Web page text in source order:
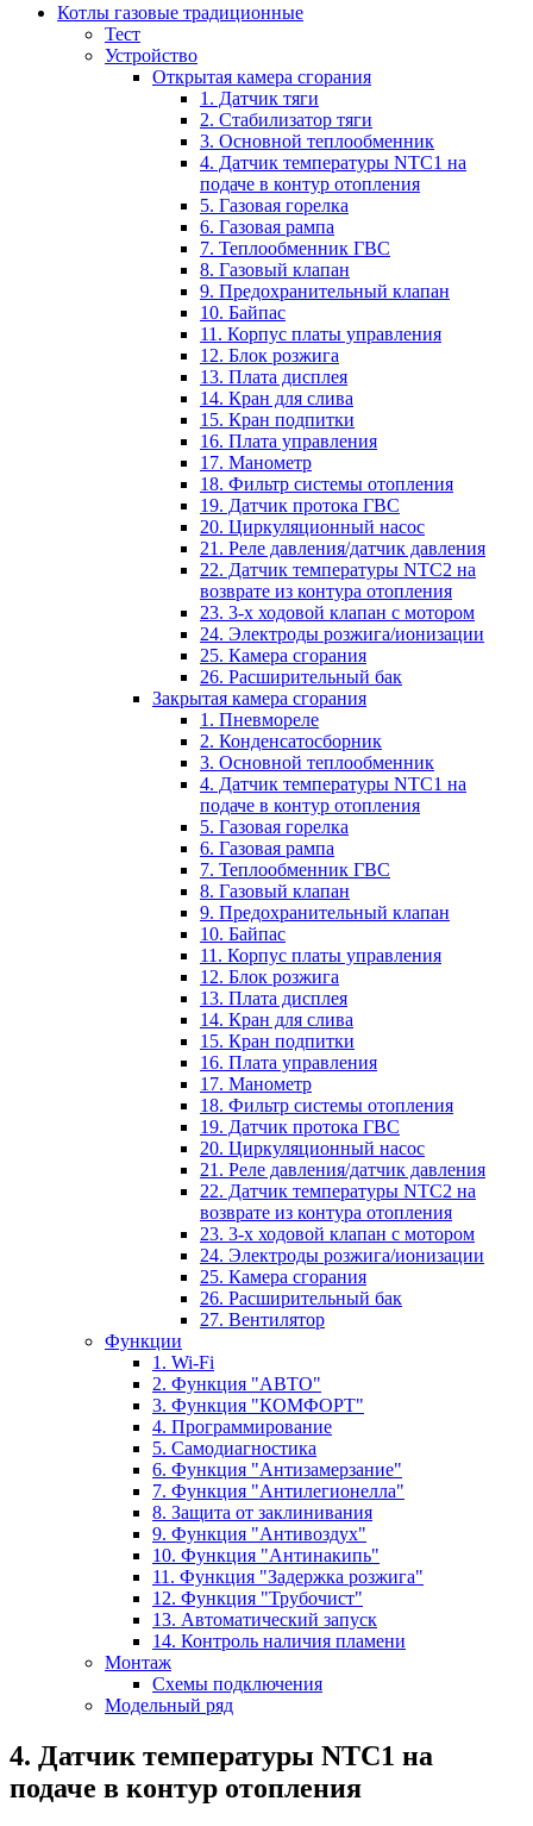
Котлы газовые традиционные
Тест
Устройство
Открытая камера сгорания
1. Датчик тяги
2. Стабилизатор тяги
3. Основной теплообменник
4. Датчик температуры NTC1 на
подаче в контур отопления
5. Газовая горелка
6. Газовая рампа
7. Теплообменник ГВС
8. Газовый клапан
9. Предохранительный клапан
10. Байпас
11. Корпус платы управления
12. Блок розжига
13. Плата дисплея
14. Кран для слива
15. Кран подпитки
16. Плата управления
17. Манометр
18. Фильтр системы отопления
19. Датчик протока ГВС
20. Циркуляционный насос
21. Реле давления/датчик давления
22. Датчик температуры NTC2 на
возврате из контура отопления
23. 3-х ходовой клапан с мотором
24. Электроды розжига/ионизации
25. Камера сгорания
26. Расширительный бак
Закрытая камера сгорания
1. Пневмореле
2. Конденсатосборник
3. Основной теплообменник
4. Датчик температуры NTC1 на
подаче в контур отопления
5. Газовая горелка
6. Газовая рампа
7. Теплообменник ГВС
8. Газовый клапан
9. Предохранительный клапан
10. Байпас
11. Корпус платы управления
12. Блок розжига
13. Плата дисплея
14. Кран для слива
15. Кран подпитки
16. Плата управления
17. Манометр
18. Фильтр системы отопления
19. Датчик протока ГВС
20. Циркуляционный насос
21. Реле давления/датчик давления
22. Датчик температуры NTC2 на
возврате из контура отопления
23. 3-х ходовой клапан с мотором
24. Электроды розжига/ионизации
25. Камера сгорания
26. Расширительный бак
27. Вентилятор
Функции
1. Wi-Fi
2. Функция "АВТО"
3. Функция "КОМФОРТ"
4. Программирование
5. Самодиагностика
6. Функция "Антизамерзание"
7. Функция "Антилегионелла"
8. Защита от заклинивания
9. Функция "Антивоздух"
10. Функция "Антинакипь"
11. Функция "Задержка розжига"
12. Функция "Трубочист"
13. Автоматический запуск
14. Контроль наличия пламени
Монтаж
Схемы подключения
Модельный ряд
4. Датчик температуры NTC1 на
подаче в контур отопления